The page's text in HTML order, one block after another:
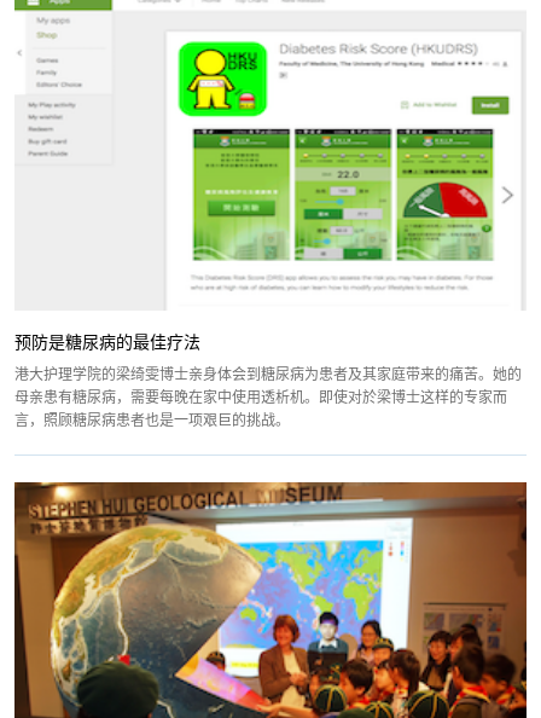
预防是糖尿病的最佳疗法
港大护理学院的梁绮雯博士亲身体会到糖尿病为患者及其家庭带来的痛苦。她的
母亲患有糖尿病，需要每晚在家中使用透析机。即使对於梁博士这样的专家而
言，照顾糖尿病患者也是一项艰巨的挑战。